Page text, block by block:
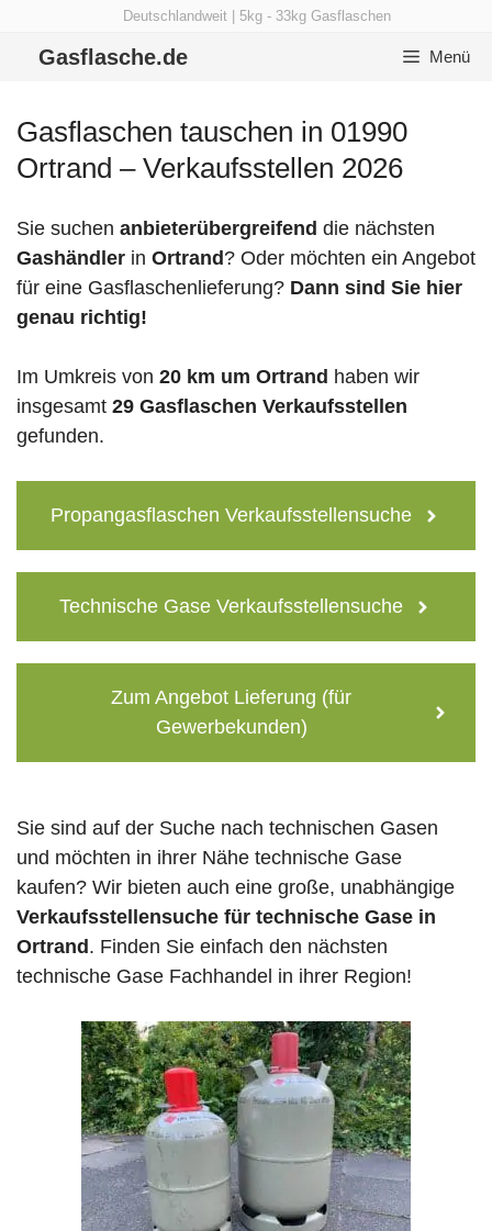
Deutschlandweit | 5kg - 33kg Gasflaschen
Gasflasche.de Menü
Gasflaschen tauschen in 01990
Ortrand – Verkaufsstellen 2026
Sie suchen anbieterübergreifend die nächsten
Gashändler in Ortrand? Oder möchten ein Angebot
für eine Gasflaschenlieferung? Dann sind Sie hier
genau richtig!
Im Umkreis von 20 km um Ortrand haben wir
insgesamt 29 Gasflaschen Verkaufsstellen
gefunden.
Propangasflaschen Verkaufsstellensuche
Technische Gase Verkaufsstellensuche
Zum Angebot Lieferung (für
Gewerbekunden)
Sie sind auf der Suche nach technischen Gasen
und möchten in ihrer Nähe technische Gase
kaufen? Wir bieten auch eine große, unabhängige
Verkaufsstellensuche für technische Gase in
Ortrand . Finden Sie einfach den nächsten
technische Gase Fachhandel in ihrer Region!